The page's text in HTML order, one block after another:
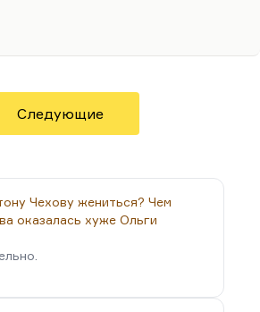
поэзия. Это поэтическая
ни морали, ни
это важный человек.
Союзе была довольно
культурная попса
Сделал такое…
Следующие
Чехову жениться? Чем
оказалась хуже Ольги